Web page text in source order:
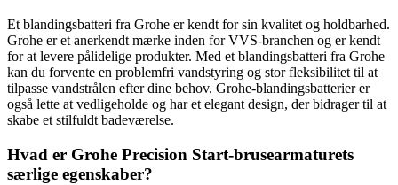
Et blandingsbatteri fra Grohe er kendt for sin kvalitet og holdbarhed.
Grohe er et anerkendt mærke inden for VVS-branchen og er kendt
for at levere pålidelige produkter. Med et blandingsbatteri fra Grohe
kan du forvente en problemfri vandstyring og stor fleksibilitet til at
tilpasse vandstrålen efter dine behov. Grohe-blandingsbatterier er
også lette at vedligeholde og har et elegant design, der bidrager til at
skabe et stilfuldt badeværelse.
Hvad er Grohe Precision Start-brusearmaturets
særlige egenskaber?